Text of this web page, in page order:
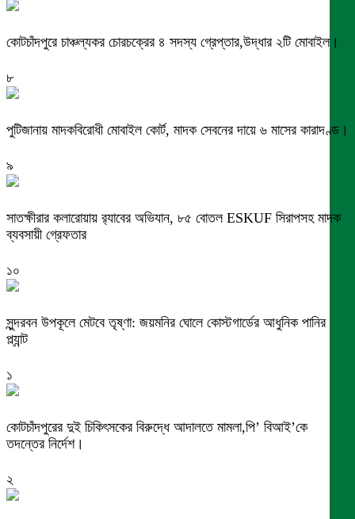
কোটচাঁদপুরে চাঞ্চল্যকর চোরচক্রের ৪ সদস্য গ্রেপ্তার,উদ্ধার ২টি মোবাইল।
৮
পুটিজানায় মাদকবিরোধী মোবাইল কোর্ট, মাদক সেবনের দায়ে ৬ মাসের কারাদণ্ড।
৯
সাতক্ষীরার কলারোয়ায় র‍্যাবের অভিযান, ৮৫ বোতল ESKUF সিরাপসহ মাদক
ব্যবসায়ী গ্রেফতার
১০
সুন্দরবন উপকূলে মেটবে তৃষ্ণা: জয়মনির ঘোলে কোস্টগার্ডের আধুনিক পানির
প্ল্যান্ট
১
কোটচাঁদপুরের দুই চিকিৎসকের বিরুদ্ধে আদালতে মামলা,পি’ বিআই’কে
তদন্তের নির্দেশ।
২